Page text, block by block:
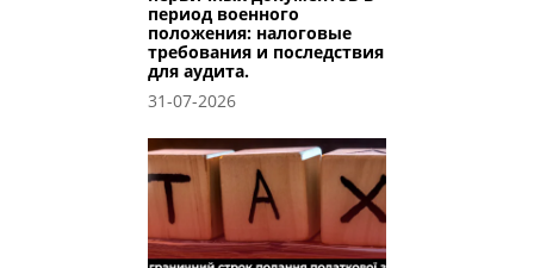
период военного
положения: налоговые
требования и последствия
для аудита.
31-07-2026